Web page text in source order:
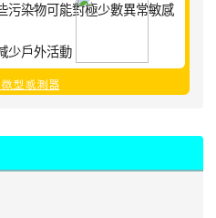
污染物可能對極少數異常敏感
少戶外活動
型感測器